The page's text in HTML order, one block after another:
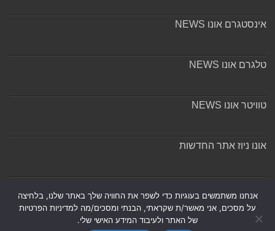
אינסטגרם אונו NEWS
טלגרם אונו NEWS
טוויטר אונו NEWS
אונו ניוז אתר החדשות
אנחנו משתמשים בעוגיות כדי לשפר את החוויה שלך באתר שלנו, בלחיצה
על מסכים, אני מאשר/ת שקראתי, הבנתי ומסכים/מה למדיניות הפרטיות
של האתר ולעיבוד המידע האישי שלי.